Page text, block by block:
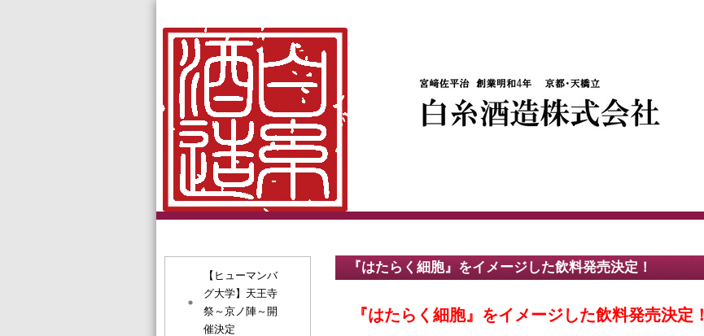
『はたらく細胞』をイメージした飲料発売決定！
『はたらく細胞』をイメージした飲料発売決定！
【ヒューマンバ
グ大学】天王寺
祭～京ノ陣～開
催決定